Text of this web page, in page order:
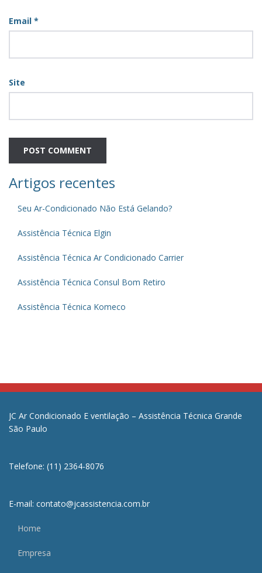
Email *
Site
Artigos recentes
Seu Ar-Condicionado Não Está Gelando?
Assistência Técnica Elgin
Assistência Técnica Ar Condicionado Carrier
Assistência Técnica Consul Bom Retiro
Assistência Técnica Komeco
JC Ar Condicionado E ventilação – Assistência Técnica Grande
São Paulo
Telefone: (11) 2364-8076
E-mail: contato@jcassistencia.com.br
Home
Empresa